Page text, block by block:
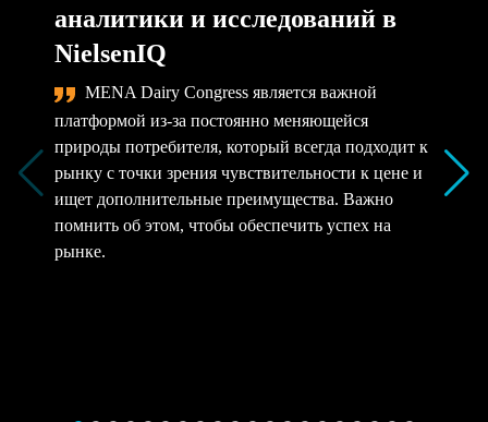
аналитики и исследований в
NielsenIQ
MENA Dairy Congress является важной
платформой из-за постоянно меняющейся
природы потребителя, который всегда подходит к
рынку с точки зрения чувствительности к цене и
ищет дополнительные преимущества. Важно
помнить об этом, чтобы обеспечить успех на
рынке.